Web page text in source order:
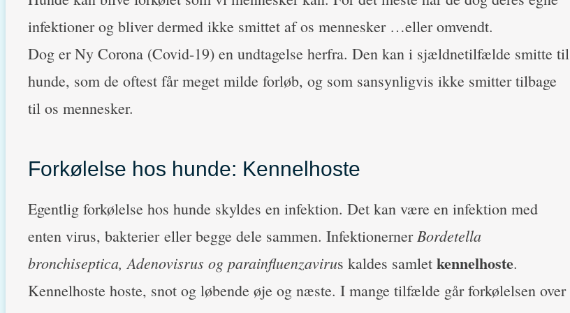
infektioner og bliver dermed ikke smittet af os mennesker …eller omvendt.
Dog er Ny Corona (Covid-19) en undtagelse herfra. Den kan i sjældnetilfælde smitte til
hunde, som de oftest får meget milde forløb, og som sansynligvis ikke smitter tilbage
til os mennesker.
Forkølelse hos hunde: Kennelhoste
Egentlig forkølelse hos hunde skyldes en infektion. Det kan være en infektion med
enten virus, bakterier eller begge dele sammen. InfektionernerBordetella
bronchiseptica, Adenovisrus og parainfluenzavirus kaldes samlet kennelhoste.
Kennelhoste hoste, snot og løbende øje og næste. I mange tilfælde går forkølelsen over